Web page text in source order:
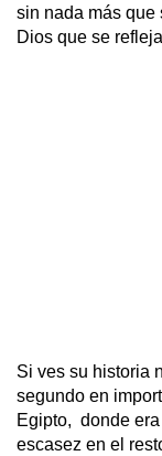
sin nada más que
Dios que se
Si ves su historia
segundo en
Egipto,  donde
escasez en el